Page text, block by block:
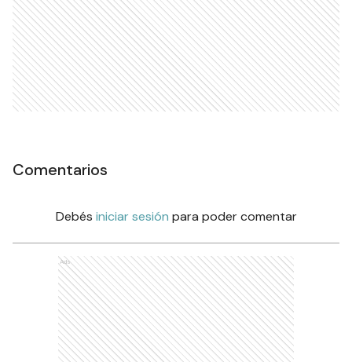
Comentarios
Debés iniciar sesión para poder comentar
Ads